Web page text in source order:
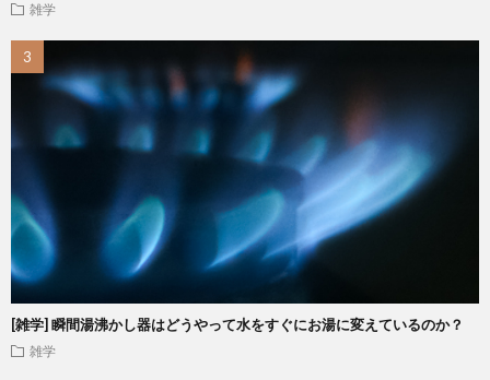
雑学
[雑学] 瞬間湯沸かし器はどうやって水をすぐにお湯に変えているのか？
雑学